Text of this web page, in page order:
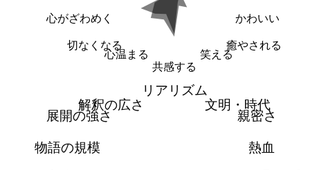
かわいい
癒やされる
笑える
共感する
心温まる
切なくなる
心がざわめく
リアリズム
文明・時代
親密さ
熱血
物語の規模
展開の強さ
解釈の広さ